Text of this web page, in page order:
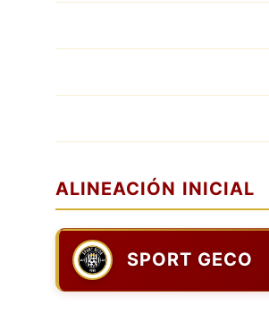
ALINEACIÓN INICIAL
SPORT GECO